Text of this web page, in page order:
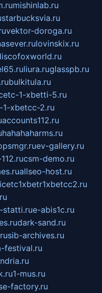
mishinlab.ru
starbucksvia.ru
vektor-doroga.ru
lovinskix.ru
liura.ruglasspb.ru
bulkitula.ru
1-xbetti-5.ru
xbetcc-2.ru
accounts112.ru
hahahaharms.ru
ev-gallery.ru
csm-demo.ru
allseo-host.ru
statti.rue-abis1c.ru
dark-sand.ru
sib-archives.ru
festival.ru
1-mus.ru
factory.ru